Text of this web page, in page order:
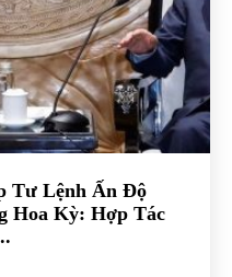
Tư Lệnh Ấn Độ
Hoa Kỳ: Hợp Tác